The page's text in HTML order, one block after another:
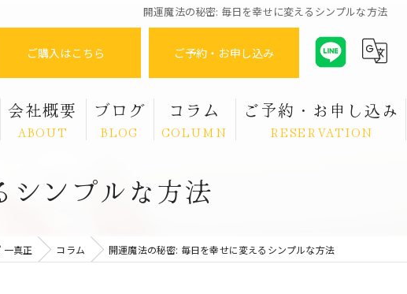
開運魔法の秘密: 毎日を幸せに変えるシンプルな方法
ご購入はこちら ご予約・お申し込み
会社概要
ABOUT
ブログ
BLOG
コラム
COLUMN
ご予約・お申し込み
RESERVATION
シンプルな方法
一真正 コラム 開運魔法の秘密: 毎日を幸せに変えるシンプルな方法